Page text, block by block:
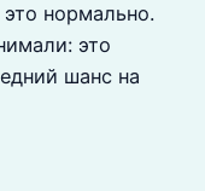
нормально.
это
шанс на